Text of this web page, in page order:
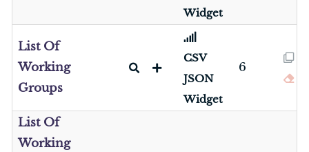
Widget
List Of
Working
Groups
CSV
JSON
Widget
6
List Of
Working